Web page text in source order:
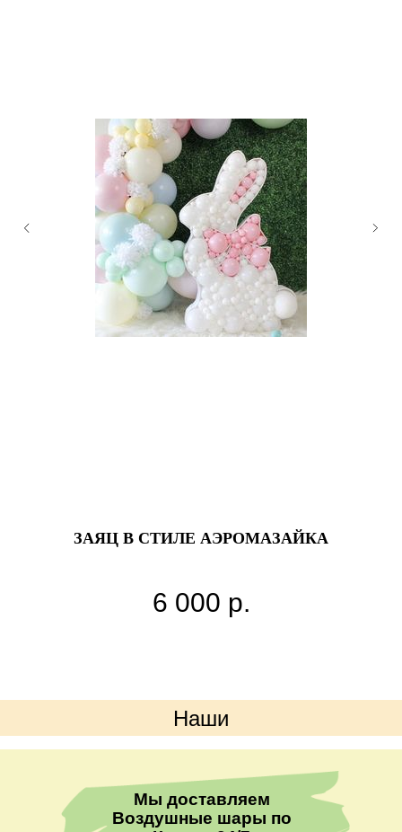
ЗАЯЦ В СТИЛЕ АЭРОМАЗАЙКА
Цвета шаров могут быть любыми
6 000 р.
Наши
преимущества
Мы доставляем
Воздушные шары по